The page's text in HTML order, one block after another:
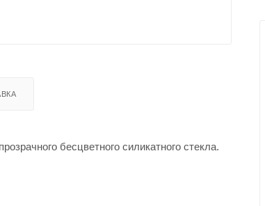
бесцветного силикатного стекла.